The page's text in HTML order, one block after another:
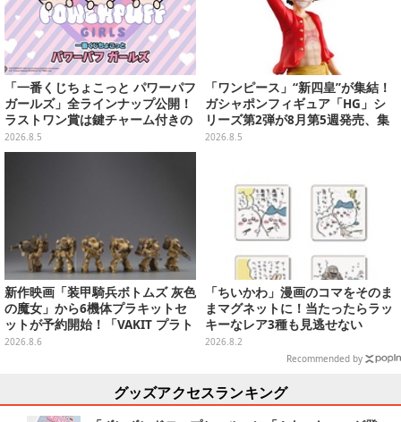
「一番くじちょこっと パワーパフ
ガールズ」全ラインナップ公開！
ラストワン賞は鍵チャーム付きの
シール帳スペシャルセットを用意
2026.8.5
「ワンピース」“新四皇”が集結！
ガシャポンフィギュア「HG」シ
リーズ第2弾が8月第5週発売、集
めて並べたくなるクオリティ
2026.8.5
新作映画「装甲騎兵ボトムズ 灰色
の魔女」から6機体プラキットセ
ットが予約開始！「VAKIT プラト
ーン」第1弾、各部関節可動仕様
2026.8.6
「ちいかわ」漫画のコマをそのま
まマグネットに！当たったらラッ
キーなレア3種も見逃せない
2026.8.2
Recommended by
グッズアクセスランキング